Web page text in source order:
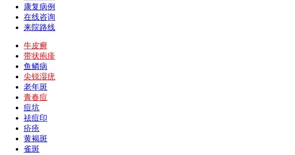
康复病例
在线咨询
来院路线
牛皮癣
带状疱疹
鱼鳞病
尖锐湿疣
老年斑
青春痘
痘坑
祛痘印
疥疮
黄褐斑
雀斑